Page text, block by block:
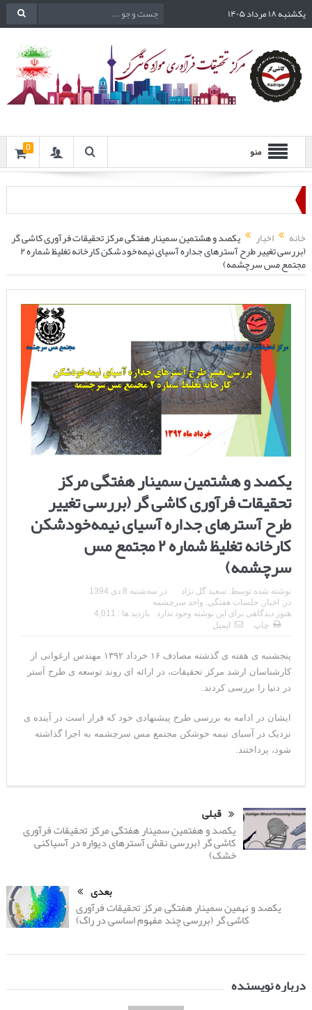
یکشنبه ۱۸ مرداد ۱۴۰۵
منو 0
خانه اخبار یکصد و هشتمین سمینار هفتگی مرکز تحقیقات فرآوری کاشی گر
(بررسی تغییر طرح آسترهای جداره آسیای نیمه‌خودشکن کارخانه تغلیظ شماره ۲
مجتمع مس سرچشمه)
یکصد و هشتمین سمینار هفتگی مرکز
تحقیقات فرآوری کاشی گر (بررسی تغییر
طرح آسترهای جداره آسیای نیمه‌خودشکن
کارخانه تغلیظ شماره ۲ مجتمع مس
سرچشمه)
نوشته شده توسط: سعید گل نژاد در سه‌شنبه 8 دی 1394
در: اخبار , جلسات هفتگی, واحد سرچشمه
هنوز دیدگاهی برای این نوشته وجود ندارد
بازدید ها : 4,011
چاپ
ایمیل
پنجشنبه ی هفته ی گذشته مصادف ۱۶ خرداد ۱۳۹۲ مهندس ارغوانی از
کارشناسان ارشد مرکز تحقیقات، در ارائه ای روند توسعه ی طرح آستر
در دنیا را بررسی کردند.
ایشان در ادامه به بررسی طرح پیشنهادی خود که قرار است در آینده ی
نزدیک در آسیای نیمه خوشکن مجتمع مس سرچشمه به اجرا گذاشته
شود، پرداختند.
قبلی
یکصد و هفتمین سمینار هفتگی مرکز تحقیقات فرآوری
کاشی گر (بررسی نقش آسترهای دیواره در آسیاکنی
خشک)
بعدی
یکصد و نهمین سمینار هفتگی مرکز تحقیقات فرآوری
کاشی گر (بررسی چند مفهوم اساسی در راگ)
درباره نویسنده